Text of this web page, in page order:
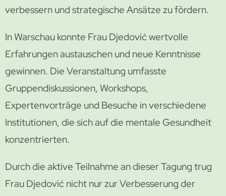
verbessern und strategische Ansätze zu fördern.
In Warschau konnte Frau Djedović wertvolle
Erfahrungen austauschen und neue Kenntnisse
gewinnen. Die Veranstaltung umfasste
Gruppendiskussionen, Workshops,
Expertenvorträge und Besuche in verschiedene
Institutionen, die sich auf die mentale Gesundheit
konzentrierten.
Durch die aktive Teilnahme an dieser Tagung trug
Frau Djedović nicht nur zur Verbesserung der